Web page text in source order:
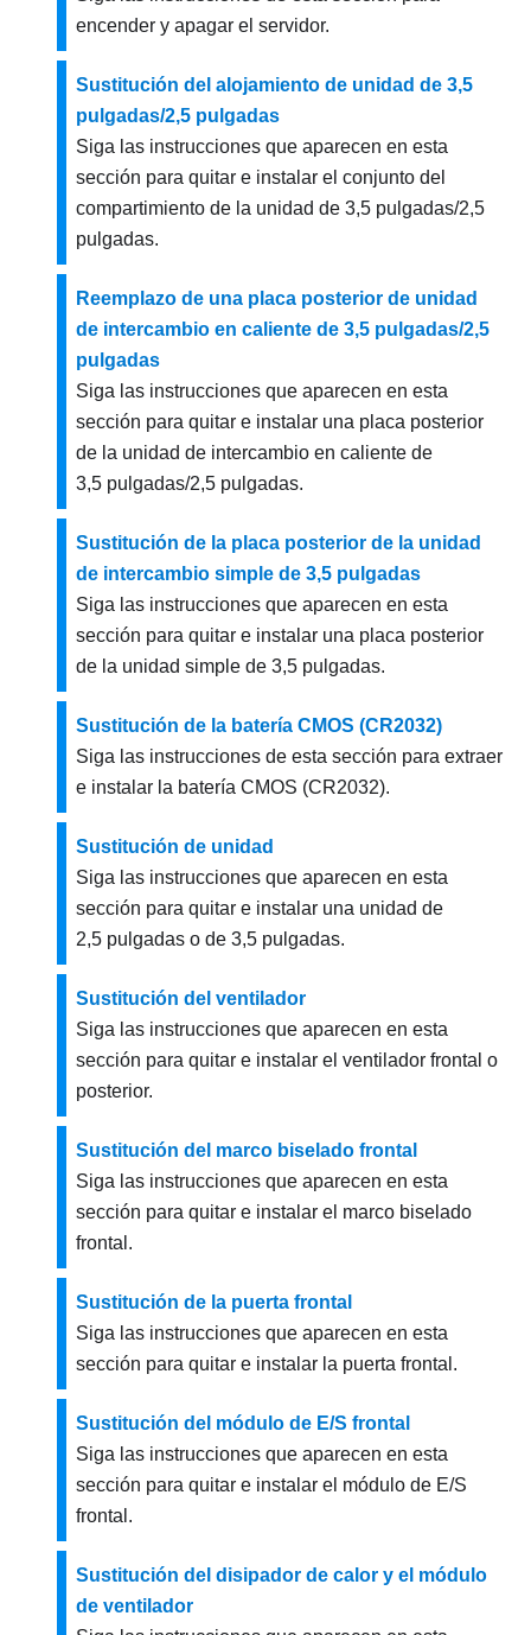
encender y apagar el servidor.
Sustitución del alojamiento de unidad de 3,5
pulgadas/2,5 pulgadas
Siga las instrucciones que aparecen en esta
sección para quitar e instalar el conjunto del
compartimiento de la unidad de 3,5 pulgadas/2,5
pulgadas.
Reemplazo de una placa posterior de unidad
de intercambio en caliente de 3,5 pulgadas/2,5
pulgadas
Siga las instrucciones que aparecen en esta
sección para quitar e instalar una placa posterior
de la unidad de intercambio en caliente de
3,5 pulgadas/2,5 pulgadas.
Sustitución de la placa posterior de la unidad
de intercambio simple de 3,5 pulgadas
Siga las instrucciones que aparecen en esta
sección para quitar e instalar una placa posterior
de la unidad simple de 3,5 pulgadas.
Sustitución de la batería CMOS (CR2032)
Siga las instrucciones de esta sección para extraer
e instalar la batería CMOS (CR2032).
Sustitución de unidad
Siga las instrucciones que aparecen en esta
sección para quitar e instalar una unidad de
2,5 pulgadas o de 3,5 pulgadas.
Sustitución del ventilador
Siga las instrucciones que aparecen en esta
sección para quitar e instalar el ventilador frontal o
posterior.
Sustitución del marco biselado frontal
Siga las instrucciones que aparecen en esta
sección para quitar e instalar el marco biselado
frontal.
Sustitución de la puerta frontal
Siga las instrucciones que aparecen en esta
sección para quitar e instalar la puerta frontal.
Sustitución del módulo de E/S frontal
Siga las instrucciones que aparecen en esta
sección para quitar e instalar el módulo de E/S
frontal.
Sustitución del disipador de calor y el módulo
de ventilador